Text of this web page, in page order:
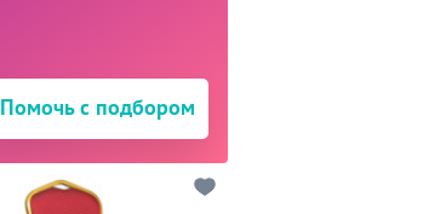
Помочь с подбором